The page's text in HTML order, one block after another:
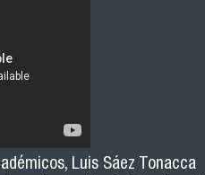
Luis Sáez Tonacca